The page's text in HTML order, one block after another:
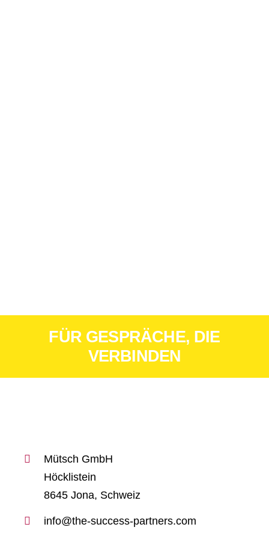
FÜR GESPRÄCHE, DIE
VERBINDEN
Mütsch GmbH
Höcklistein
8645 Jona, Schweiz
info@the-success-partners.com